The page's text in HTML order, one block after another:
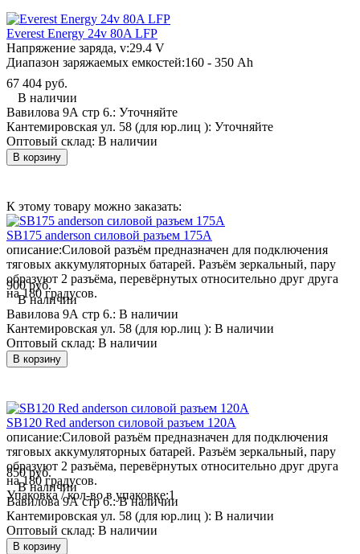
Everest Energy 24v 80A LFP
Напряжение заряда, v:29.4 V
Диапазон заряжаемых емкостей:160 - 350 Ah
67 404 руб.
В наличии
Вавилова 9А стр 6.: Уточняйте
Кантемировская ул. 58 (для юр.лиц ): Уточняйте
Оптовый склад: В наличии
В корзину
К этому товару можно заказать:
SB175 anderson силовой разъем 175А
описание:Силовой разъём предназначен для подключения
тяговых аккумуляторных батарей. Разъём зеркальный, пару
образуют 2 разъёма, перевёрнутых относительно друг друга
на 180 градусов.
900 руб.
В наличии
Вавилова 9А стр 6.: В наличии
Кантемировская ул. 58 (для юр.лиц ): В наличии
Оптовый склад: В наличии
В корзину
SB120 Red anderson силовой разъем 120А
описание:Силовой разъём предназначен для подключения
тяговых аккумуляторных батарей. Разъём зеркальный, пару
образуют 2 разъёма, перевёрнутых относительно друг друга
на 180 градусов.
Упаковка / кол-во в упаковке:1
850 руб.
В наличии
Вавилова 9А стр 6.:В наличии
Кантемировская ул. 58 (для юр.лиц ): В наличии
Оптовый склад: В наличии
В корзину